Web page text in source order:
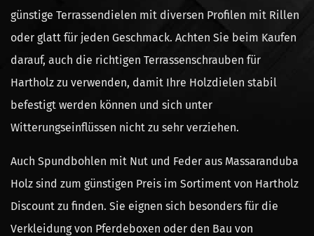
günstige Terrassendielen mit diversen Profilen mit Rillen
oder glatt für jeden Geschmack. Achten Sie beim Kaufen
darauf, auch die richtigen Terrassenschrauben für
Hartholz zu verwenden, damit Ihre Holzdielen stabil
befestigt werden können und sich unter
Witterungseinflüssen nicht zu sehr verziehen.
Auch Spundbohlen mit Nut und Feder aus Massaranduba
Holz sind zum günstigen Preis im Sortiment von Hartholz
Discount zu finden. Sie eignen sich besonders für die
Verkleidung von Pferdeboxen oder den Bau von